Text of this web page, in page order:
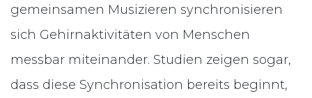
gemeinsamen Musizieren synchronisieren
sich Gehirnaktivitäten von Menschen
messbar miteinander. Studien zeigen sogar,
dass diese Synchronisation bereits beginnt,